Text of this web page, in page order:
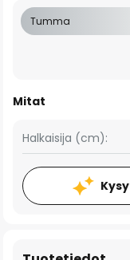
Tumma
Mitat
Halkaisija (cm):